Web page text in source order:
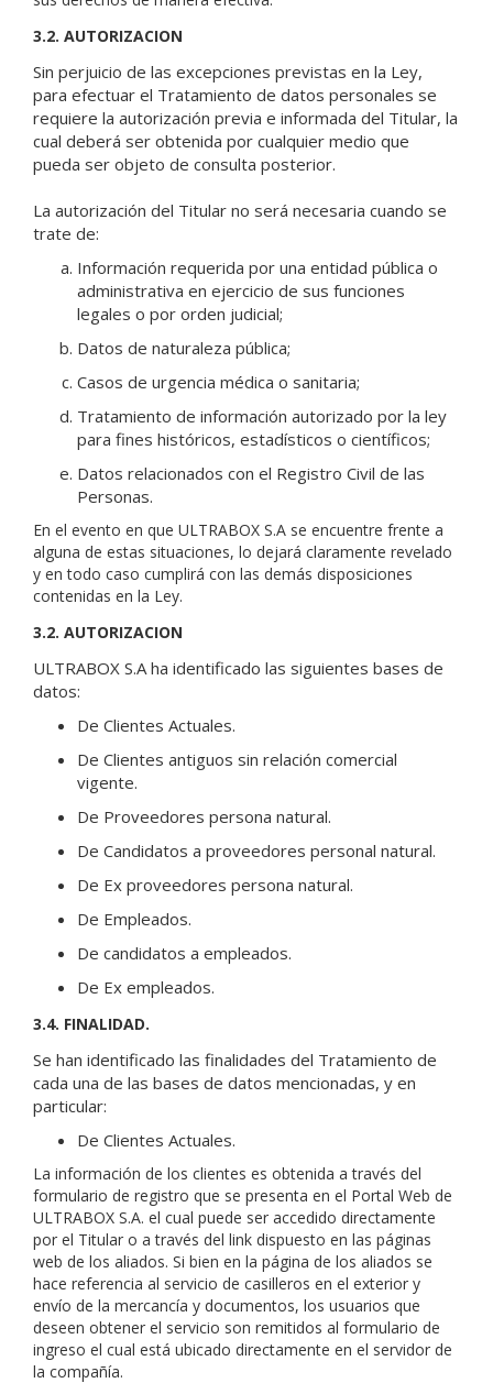
3.2. AUTORIZACION
Sin perjuicio de las excepciones previstas en la Ley,
para efectuar el Tratamiento de datos personales se
requiere la autorización previa e informada del Titular, la
cual deberá ser obtenida por cualquier medio que
pueda ser objeto de consulta posterior.
La autorización del Titular no será necesaria cuando se
trate de:
Información requerida por una entidad pública o
administrativa en ejercicio de sus funciones
legales o por orden judicial;
Datos de naturaleza pública;
Casos de urgencia médica o sanitaria;
Tratamiento de información autorizado por la ley
para fines históricos, estadísticos o científicos;
Datos relacionados con el Registro Civil de las
Personas.
En el evento en que ULTRABOX S.A se encuentre frente a
alguna de estas situaciones, lo dejará claramente revelado
y en todo caso cumplirá con las demás disposiciones
contenidas en la Ley.
3.2. AUTORIZACION
ULTRABOX S.A ha identificado las siguientes bases de
datos:
De Clientes Actuales.
De Clientes antiguos sin relación comercial
vigente.
De Proveedores persona natural.
De Candidatos a proveedores personal natural.
De Ex proveedores persona natural.
De Empleados.
De candidatos a empleados.
De Ex empleados.
3.4. FINALIDAD.
Se han identificado las finalidades del Tratamiento de
cada una de las bases de datos mencionadas, y en
particular:
De Clientes Actuales.
La información de los clientes es obtenida a través del
formulario de registro que se presenta en el Portal Web de
ULTRABOX S.A. el cual puede ser accedido directamente
por el Titular o a través del link dispuesto en las páginas
web de los aliados. Si bien en la página de los aliados se
hace referencia al servicio de casilleros en el exterior y
envío de la mercancía y documentos, los usuarios que
deseen obtener el servicio son remitidos al formulario de
ingreso el cual está ubicado directamente en el servidor de
la compañía.